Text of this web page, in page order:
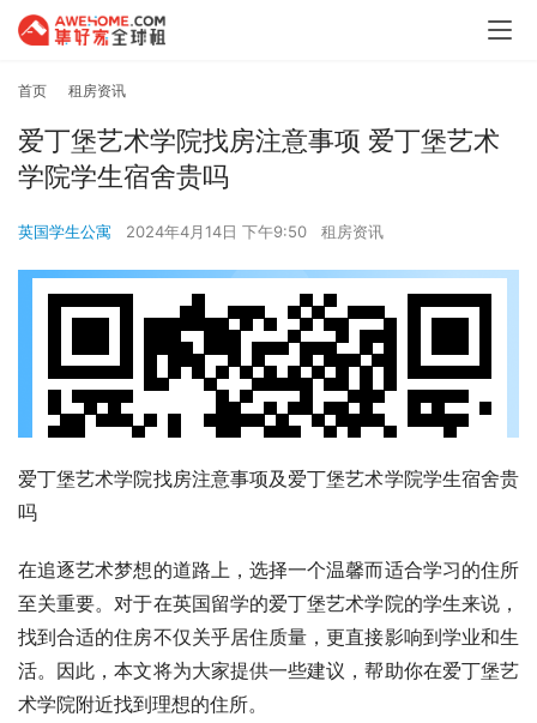
首页 租房资讯
爱丁堡艺术学院找房注意事项 爱丁堡艺术
学院学生宿舍贵吗
英国学生公寓 2024年4月14日 下午9:50 租房资讯
爱丁堡艺术学院找房注意事项及爱丁堡艺术学院学生宿舍贵
吗
在追逐艺术梦想的道路上，选择一个温馨而适合学习的住所
至关重要。对于在英国留学的爱丁堡艺术学院的学生来说，
找到合适的住房不仅关乎居住质量，更直接影响到学业和生
活。因此，本文将为大家提供一些建议，帮助你在爱丁堡艺
术学院附近找到理想的住所。